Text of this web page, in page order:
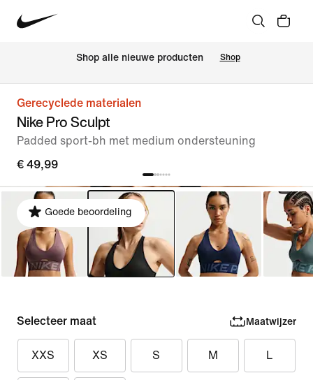
Shop alle nieuwe producten Shop
Gerecyclede materialen
Nike Pro Sculpt
Padded sport-bh met medium ondersteuning
€ 49,99
Goede beoordeling
Selecteer maat Maatwijzer
XXS XS S M L